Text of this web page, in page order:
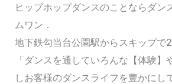
ヒップホップダンスのことならダン
ムワン．
地下鉄勾当台公園駅からスキップで2
「ダンスを通していろんな【体験】
しお客様のダンスライフを豊かにし